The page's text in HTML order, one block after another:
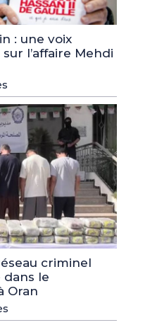
: une voix
l’affaire Mehdi
criminel
dans le
Oran